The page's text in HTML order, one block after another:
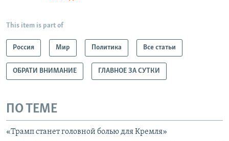
This item is part of
Россия Мир Политика Все статьи
ОБРАТИ ВНИМАНИЕ ГЛАВНОЕ ЗА СУТКИ
ПО ТЕМЕ
«Трамп станет головной болью для Кремля»